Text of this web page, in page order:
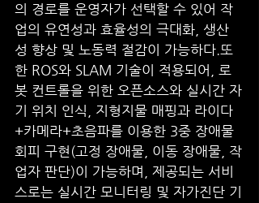
의 경로를 운영자가 선택할 수 있어 작
업의 유연성과 효율성의 극대화, 생산
성 향상 및 노동력 절감이 가능하다.또
한 ROS와 SLAM 기술이 적용되어, 로
봇 컨트롤을 위한 오픈소스와 실시간 자
기 위치 인식, 지형지물 매핑과 라이다
+카메라+초음파를 이용한 3중 장애물
회피 구현(고정 장애물, 이동 장애물, 작
업자 판단)이 가능하며, 제공되는 서비
스로는 실시간 모니터링 및 자가진단 기